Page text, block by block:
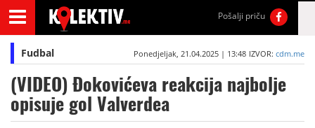
Pošalji priču
Fudbal Ponedjeljak, 21.04.2025 | 13:48 IZVOR: cdm.me
(VIDEO) Đokovićeva reakcija najbolje
opisuje gol Valverdea